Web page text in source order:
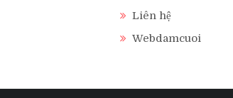
Liên hệ
Webdamcuoi